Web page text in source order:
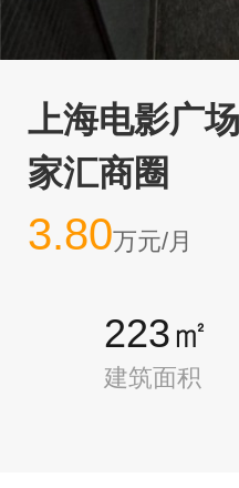
上海电影广
家汇商圈
3.80万元/月
223㎡
建筑面积